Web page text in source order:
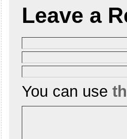
Leave a
You can use